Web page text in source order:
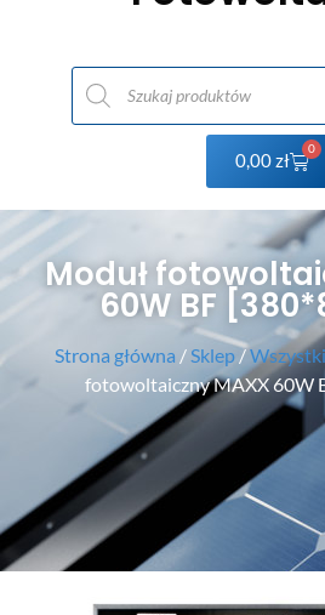
0,00zł
0
Moduł
60W BF
Strona główna / Sklep/
fotowoltaiczny MAXX 60W